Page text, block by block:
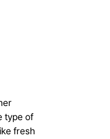
type of
fresh